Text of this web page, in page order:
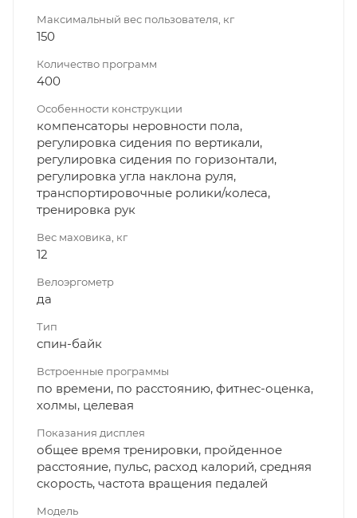
Максимальный вес пользователя, кг
150
Количество программ
400
Особенности конструкции
компенсаторы неровности пола,
регулировка сидения по вертикали,
регулировка сидения по горизонтали,
регулировка угла наклона руля,
транспортировочные ролики/колеса,
тренировка рук
Вес маховика, кг
12
Велоэргометр
да
Тип
спин-байк
Встроенные программы
по времени, по расстоянию, фитнес-оценка,
холмы, целевая
Показания дисплея
общее время тренировки, пройденное
расстояние, пульс, расход калорий, средняя
скорость, частота вращения педалей
Модель